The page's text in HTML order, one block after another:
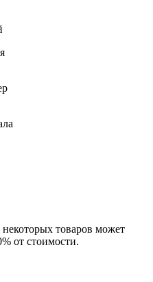
товаров может
от стоимости.